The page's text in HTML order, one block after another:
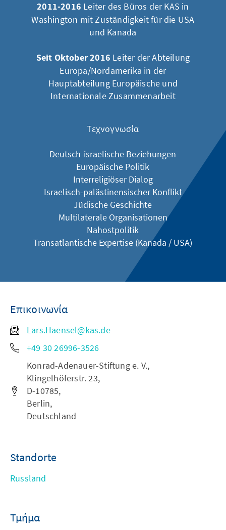
2011-2016 Leiter des Büros der KAS in
Washington mit Zuständigkeit für die USA
und Kanada
Seit Oktober 2016 Leiter der Abteilung
Europa/Nordamerika in der
Hauptabteilung Europäische und
Internationale Zusammenarbeit
Τεχνογνωσία
Deutsch-israelische Beziehungen
Europäische Politik
Interreligiöser Dialog
Israelisch-palästinensischer Konflikt
Jüdische Geschichte
Multilaterale Organisationen
Nahostpolitik
​​​​​Transatlantische Expertise (Kanada / USA)
Επικοινωνία
Lars.Haensel@kas.de
+49 30 26996-3526
Konrad-Adenauer-Stiftung e. V.,
Klingelhöferstr. 23,
D-10785,
Berlin,
Deutschland
Standorte
Russland
Τμήμα